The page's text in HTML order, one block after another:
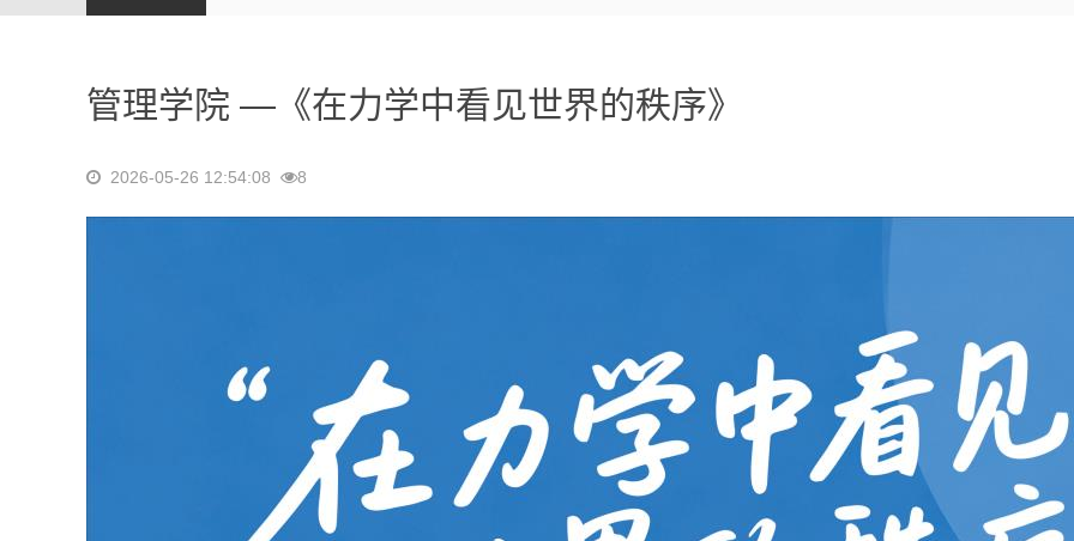
管理学院 —《在力学中看见世界的秩序》
2026-05-26 12:54:08 8